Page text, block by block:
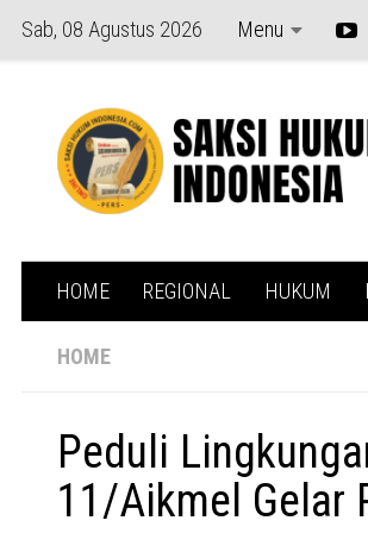
Sab, 08 Agustus 2026 Menu
HOME REGIONAL HUKUM
HOME
Peduli
11/Aikmel Gelar